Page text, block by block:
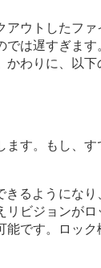
ウトしたフ
は遅すぎま
わりに、以下
す。もし、
るようになり
ビジョンが
です。ロッ